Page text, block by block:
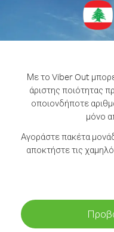
Με το Viber Out
άριστης ποιότητας
οποιονδήποτε
μόνο
Αγοράστε πακέτα
αποκτήστε τις